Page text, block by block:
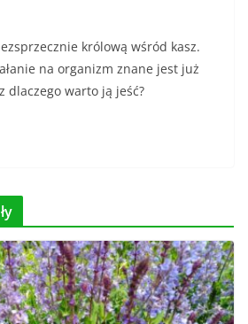
królową wśród kasz.
na organizm znane jest już
dlaczego warto ją jeść?